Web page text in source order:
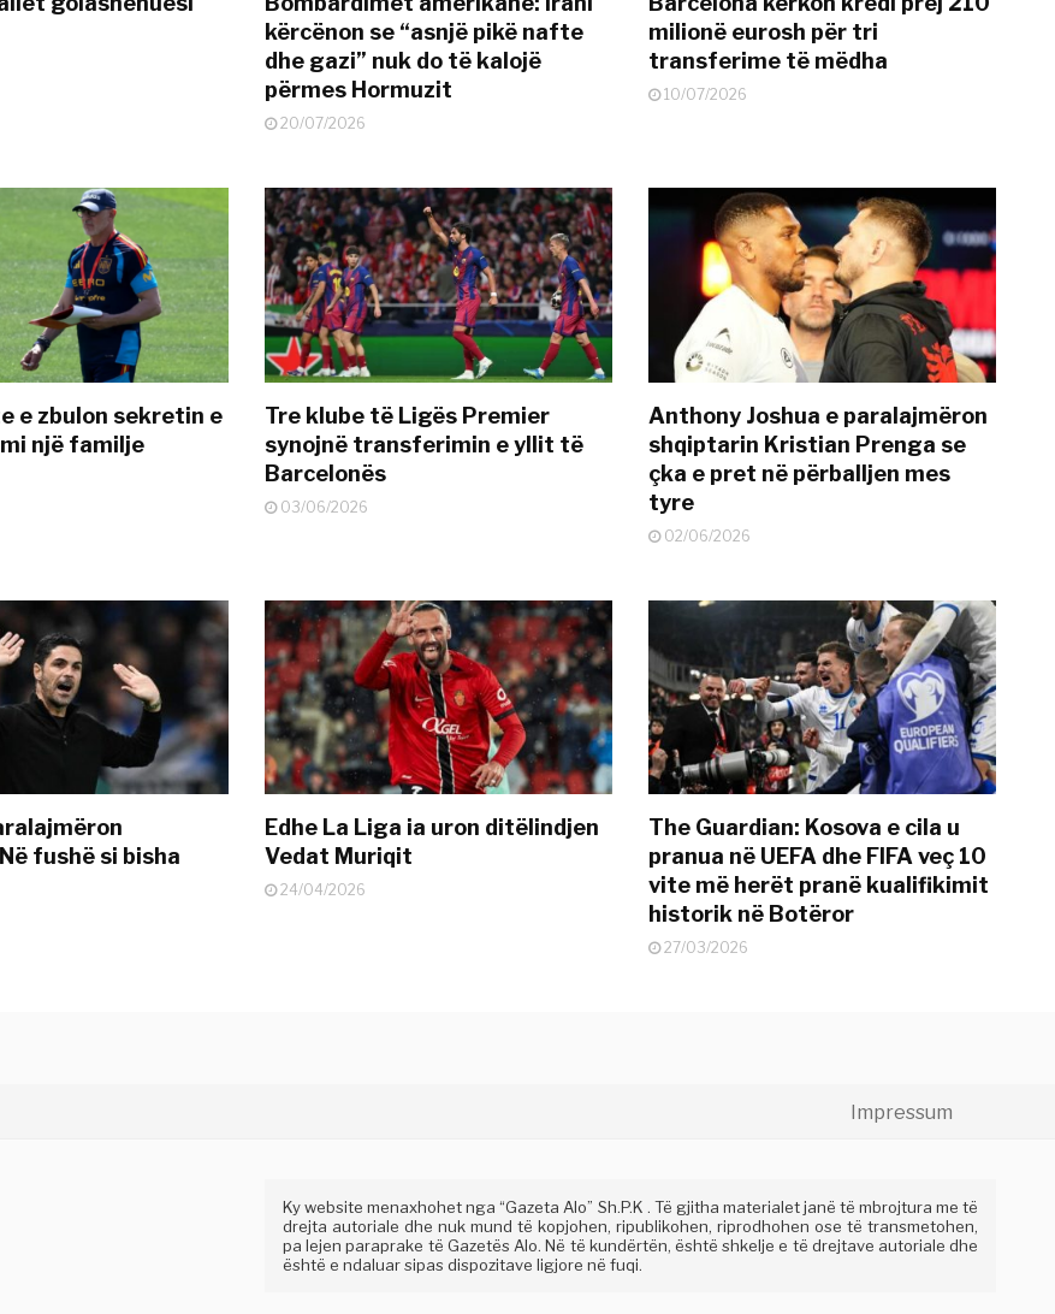
kërcënon se “asnjë pikë nafte
dhe gazi” nuk do të kalojë
përmes Hormuzit
20/07/2026
milionë eurosh për tri
transferime të mëdha
10/07/2026
e zbulon sekretin e
një familje
Tre klube të Ligës Premier
synojnë transferimin e yllit të
Barcelonës
03/06/2026
Anthony Joshua e paralajmëron
shqiptarin Kristian Prenga se
çka e pret në përballjen mes
tyre
02/06/2026
fushë si bisha
Edhe La Liga ia uron ditëlindjen
Vedat Muriqit
24/04/2026
The Guardian: Kosova e cila u
pranua në UEFA dhe FIFA veç 10
vite më herët pranë kualifikimit
historik në Botëror
27/03/2026
Impressum
Ky website menaxhohet nga “Gazeta Alo” Sh.P.K . Të gjitha materialet janë të mbrojtura me të
drejta autoriale dhe nuk mund të kopjohen, ripublikohen, riprodhohen ose të transmetohen,
pa lejen paraprake të Gazetës Alo. Në të kundërtën, është shkelje e të drejtave autoriale dhe
është e ndaluar sipas dispozitave ligjore në fuqi.